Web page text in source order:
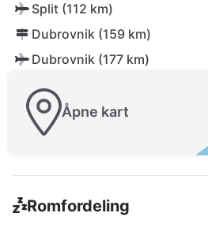
Split (112 km)
Dubrovnik (159 km)
Dubrovnik (177 km)
Åpne kart
Romfordeling